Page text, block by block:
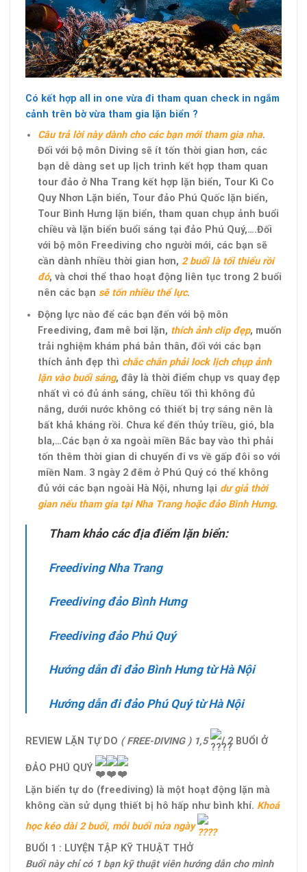
Có kết hợp all in one vừa đi tham quan check in ngắm
cảnh trên bờ vừa tham gia lặn biển ?
Câu trả lời này dành cho các bạn mới tham gia nha.
Đối với bộ môn Diving sẽ ít tốn thời gian hơn, các
bạn dễ dàng set up lịch trình kết hợp tham quan
tour đảo ở Nha Trang kết hợp lặn biển, Tour Kì Co
Quy Nhơn Lặn biển, Tour đảo Phú Quốc lặn biển,
Tour Bình Hưng lặn biển, tham quan chụp ảnh buổi
chiều và lặn biển buổi sáng tại đảo Phú Quý,….Đối
với bộ môn Freediving cho người mới, các bạn sẽ
cần dành nhiều thời gian hơn, 2 buổi là tối thiểu rồi
đó, và chơi thể thao hoạt động liên tục trong 2 buổi
nên các bạn sẽ tốn nhiều thể lực.
Động lực nào để các bạn đến với bộ môn
Freediving, đam mê bơi lặn, thích ảnh clip đẹp, muốn
trải nghiệm khám phá bản thân, đối với các bạn
thích ảnh đẹp thì chắc chắn phải lock lịch chụp ảnh
lặn vào buổi sáng, đây là thời điểm chụp vs quay đẹp
nhất vì có đủ ánh sáng, chiều tối thì không đủ
nắng, dưới nước không có thiết bị trợ sáng nên là
bất khả kháng rồi. Chưa kể đến thủy triều, gió, bla
bla,…Các bạn ở xa ngoài miền Bắc bay vào thì phải
tốn thêm thời gian di chuyển đi vs về gấp đôi so với
miền Nam. 3 ngày 2 đêm ở Phú Quý có thể không
đủ với các bạn ngoài Hà Nội, nhưng lại dư giả thời
gian nếu tham gia tại Nha Trang hoặc đảo Bình Hưng.
Tham khảo các địa điểm lặn biển:
Freediving Nha Trang
Freediving đảo Bình Hưng
Freediving đảo Phú Quý
Hướng dẫn đi đảo Bình Hưng từ Hà Nội
Hướng dẫn đi đảo Phú Quý từ Hà Nội
REVIEW LẶN TỰ DO ( FREE-DIVING ) 1,5 / 2 BUỔI Ở
ĐẢO PHÚ QUÝ
Lặn biển tự do (freediving) là một hoạt động lặn mà
không cần sử dụng thiết bị hô hấp như bình khí. Khoá
học kéo dài 2 buổi, mỗi buổi nửa ngày
BUỔI 1 : LUYỆN TẬP KỸ THUẬT THỞ
Buổi này chỉ có 1 bạn kỹ thuật viên hướng dẫn cho mình